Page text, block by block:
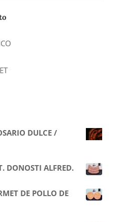
DULCE /
DONOSTI ALFRED.
DE POLLO DE